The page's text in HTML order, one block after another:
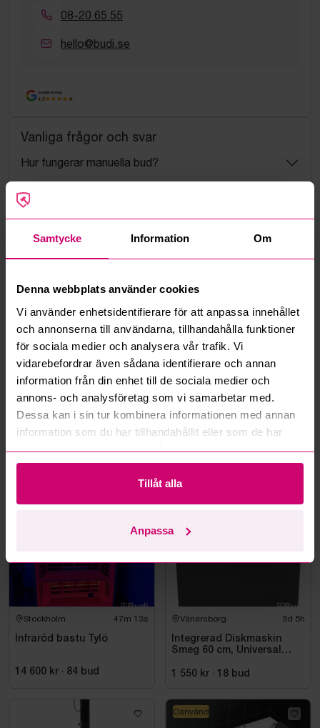
Samtycke Information Om
Denna webbplats använder cookies
Vi använder enhetsidentifierare för att anpassa innehållet
och annonserna till användarna, tillhandahålla funktioner
för sociala medier och analysera vår trafik. Vi
vidarebefordrar även sådana identifierare och annan
information från din enhet till de sociala medier och
annons- och analysföretag som vi samarbetar med.
Dessa kan i sin tur kombinera informationen med annan
information som du har tillhandahållit eller som de har
samlat in när du har använt deras tjänster.
Tillåt alla
Anpassa
08-20 65 55
hello@budi.se
Google Rating
4.5
Vanliga frågor och svar
Hur fungerar manuella bud?
Vad innebär serviceavgift?
Vad är ett reservationspris?
Hur fungerar budmotorn?
Kan jag ångra ett bud?
Läs fler frågor och svar
Mer från samma kategori
Stockholm 47m 12s
Infraröd bastu Tylö
14 600 kr · 84 bud
Vänersborg 3d 5h
Integrerad Diskmaskin
Smeg 60 cm, Universal
1 550 kr · 18 bud
Smeg
Oanvänd